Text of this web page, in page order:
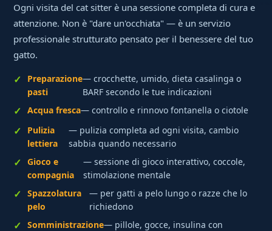
Ogni visita del cat sitter è una sessione completa di cura e
attenzione. Non è "dare un'occhiata" — è un servizio
professionale strutturato pensato per il benessere del tuo
gatto.
Preparazione
pasti
— crocchette, umido, dieta casalinga o
BARF secondo le tue indicazioni
Acqua fresca— controllo e rinnovo fontanella o ciotole
Pulizia
lettiera
— pulizia completa ad ogni visita, cambio
sabbia quando necessario
Gioco e
compagnia
— sessione di gioco interattivo, coccole,
stimolazione mentale
Spazzolatura
pelo
— per gatti a pelo lungo o razze che lo
richiedono
Somministrazione— pillole, gocce, insulina con